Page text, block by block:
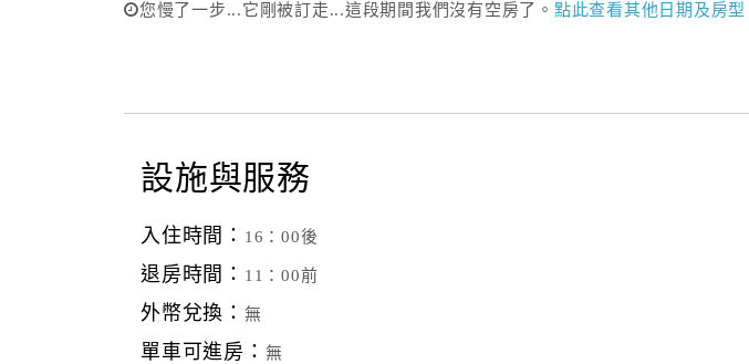
您慢了一步...它剛被訂走...這段期間我們沒有空房了。 點此查看其他日期及房型
設施與服務
入住時間： 16：00後
退房時間： 11：00前
外幣兌換： 無
單車可進房： 無